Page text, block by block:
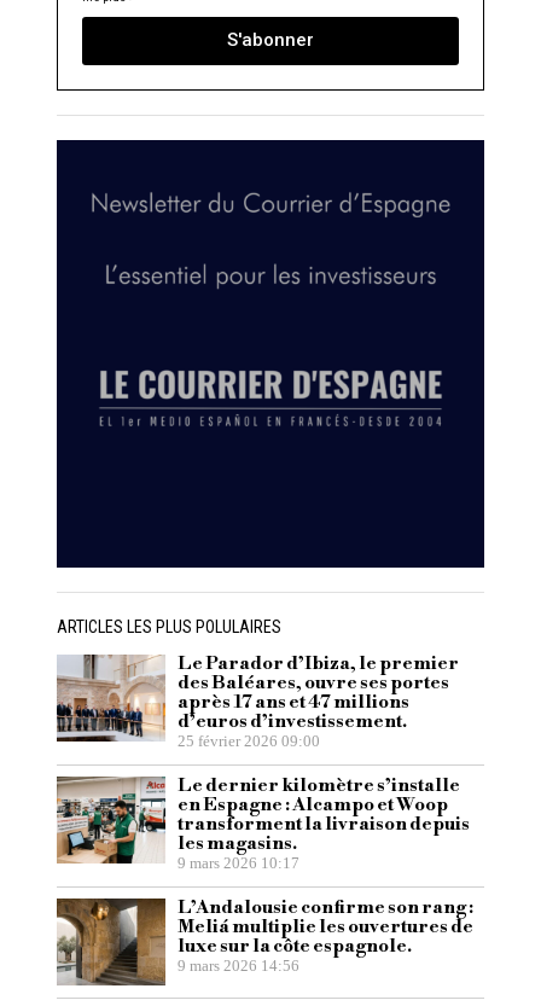
S'abonner
ARTICLES LES PLUS POLULAIRES
Le Parador d’Ibiza, le premier
des Baléares, ouvre ses portes
après 17 ans et 47 millions
d’euros d’investissement.
25 février 2026 09:00
Le dernier kilomètre s’installe
en Espagne : Alcampo et Woop
transforment la livraison depuis
les magasins.
9 mars 2026 10:17
L’Andalousie confirme son rang :
Meliá multiplie les ouvertures de
luxe sur la côte espagnole.
9 mars 2026 14:56